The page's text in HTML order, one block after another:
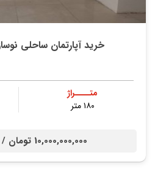
خرید آپارتمان ساحلی
متــــراژ
۱۸۰ متر
10,000,000,000 تومان /